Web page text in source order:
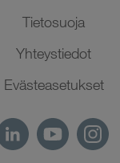
Tietosuoja
Yhteystiedot
Evästeasetukset